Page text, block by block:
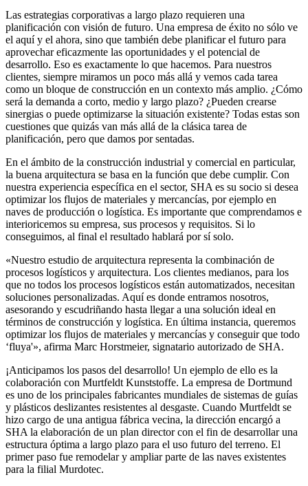
Las estrategias corporativas a largo plazo requieren una
planificación con visión de futuro. Una empresa de éxito no sólo ve
el aquí y el ahora, sino que también debe planificar el futuro para
aprovechar eficazmente las oportunidades y el potencial de
desarrollo. Eso es exactamente lo que hacemos. Para nuestros
clientes, siempre miramos un poco más allá y vemos cada tarea
como un bloque de construcción en un contexto más amplio. ¿Cómo
será la demanda a corto, medio y largo plazo? ¿Pueden crearse
sinergias o puede optimizarse la situación existente? Todas estas son
cuestiones que quizás van más allá de la clásica tarea de
planificación, pero que damos por sentadas.
En el ámbito de la construcción industrial y comercial en particular,
la buena arquitectura se basa en la función que debe cumplir. Con
nuestra experiencia específica en el sector, SHA es su socio si desea
optimizar los flujos de materiales y mercancías, por ejemplo en
naves de producción o logística. Es importante que comprendamos e
interioricemos su empresa, sus procesos y requisitos. Si lo
conseguimos, al final el resultado hablará por sí solo.
«Nuestro estudio de arquitectura representa la combinación de
procesos logísticos y arquitectura. Los clientes medianos, para los
que no todos los procesos logísticos están automatizados, necesitan
soluciones personalizadas. Aquí es donde entramos nosotros,
asesorando y escudriñando hasta llegar a una solución ideal en
términos de construcción y logística. En última instancia, queremos
optimizar los flujos de materiales y mercancías y conseguir que todo
‘fluya'», afirma Marc Horstmeier, signatario autorizado de SHA.
¡Anticipamos los pasos del desarrollo! Un ejemplo de ello es la
colaboración con Murtfeldt Kunststoffe. La empresa de Dortmund
es uno de los principales fabricantes mundiales de sistemas de guías
y plásticos deslizantes resistentes al desgaste. Cuando Murtfeldt se
hizo cargo de una antigua fábrica vecina, la dirección encargó a
SHA la elaboración de un plan director con el fin de desarrollar una
estructura óptima a largo plazo para el uso futuro del terreno. El
primer paso fue remodelar y ampliar parte de las naves existentes
para la filial Murdotec.